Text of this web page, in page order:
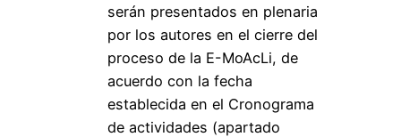
serán presentados en plenaria
por los autores en el cierre del
proceso de la E-MoAcLi, de
acuerdo con la fecha
establecida en el Cronograma
de actividades (apartado